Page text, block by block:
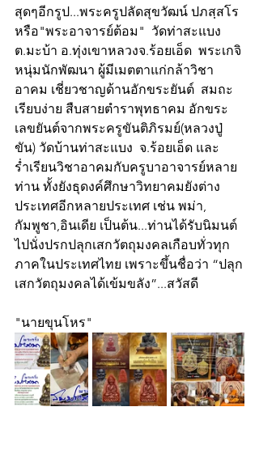
สุดๆอีกรูป...พระครูปลัดสุขวัฒน์ ปภสฺสโร
หรือ"พระอาจารย์ต้อม"  วัดท่าสะแบง
ต.มะบ้า อ.ทุ่งเขาหลวงจ.ร้อยเอ็ด  พระเกจิ
หนุ่มนักพัฒนา ผู้มีเมตตาแก่กล้าวิชา
อาคม เชี่ยวชาญด้านอักขระยันต์  สมถะ
เรียบง่าย สืบสายตำราพุทธาคม อักขระ
เลขยันต์จากพระครูขันติภิรมย์(หลวงปู่
ขัน) วัดบ้านท่าสะแบง  จ.ร้อยเอ็ด และ
ร่ำเรียนวิชาอาคมกับครูบาอาจารย์หลาย
ท่าน ทั้งยังธุดงค์ศึกษาวิทยาคมยังต่าง
ประเทศอีกหลายประเทศ เช่น พม่า,
กัมพูชา,อินเดีย เป็นต้น...ท่านได้รับนิมนต์
ไปนั่งปรกปลุกเสกวัตถุมงคลเกือบทั่วทุก
ภาคในประเทศไทย เพราะขึ้นชื่อว่า “ปลุก
เสกวัตถุมงคลได้เข้มขลัง”...สวัสดี
"นายขุนโหร"